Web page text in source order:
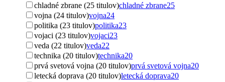
chladné zbrane (25 titulov)chladné zbrane25
vojna (24 titulov)vojna24
politika (23 titulov)politika23
vojaci (23 titulov)vojaci23
veda (22 titulov)veda22
technika (20 titulov)technika20
prvá svetová vojna (20 titulov)prvá svetová vojna20
letecká doprava (20 titulov)letecká doprava20